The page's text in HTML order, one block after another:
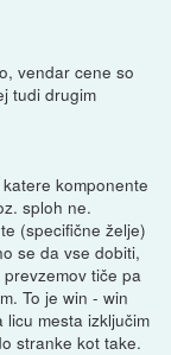
vendar cene so
tudi drugim
komponente
sploh ne.
(specifične želje)
se da vse dobiti,
tiče pa
To je win - win
mesta izključim
stranke kot take.